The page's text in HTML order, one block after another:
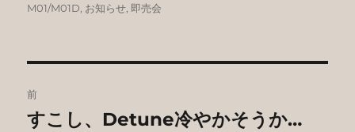
者
日:
M01/M01D, お知らせ, 即売会
稿
前
前
すこし、Detune冷やかそうか…